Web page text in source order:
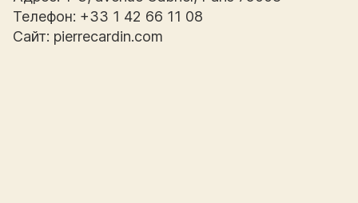
Телефон: +33 1 42 66 11 08
Сайт: pierrecardin.com